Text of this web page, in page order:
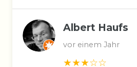
Albert Haufs
vor einem Jahr